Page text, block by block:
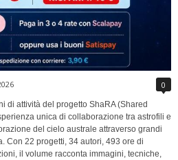
0
di attività del progetto ShaRA (Shared
unica di collaborazione tra astrofili e
del cielo australe attraverso grandi
Con 22 progetti, 34 autori, 493 ore di
il volume racconta immagini, tecniche,